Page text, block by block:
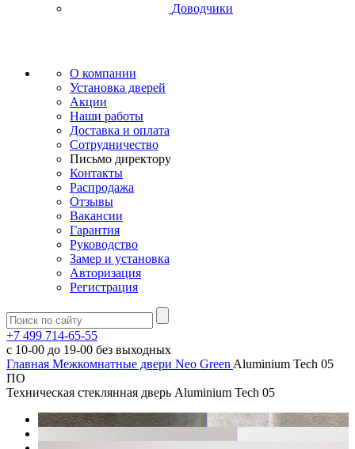
Доводчики
О компании
Установка дверей
Акции
Наши работы
Доставка и оплата
Сотрудничество
Письмо директору
Контакты
Распродажа
Отзывы
Вакансии
Гарантия
Руководство
Замер и установка
Авторизация
Регистрация
+7 499 714-65-55
с 10-00 до 19-00 без выходных
Главная Межкомнатные двери Neo Green Aluminium Tech 05
ПО
Техническая стеклянная дверь Aluminium Tech 05